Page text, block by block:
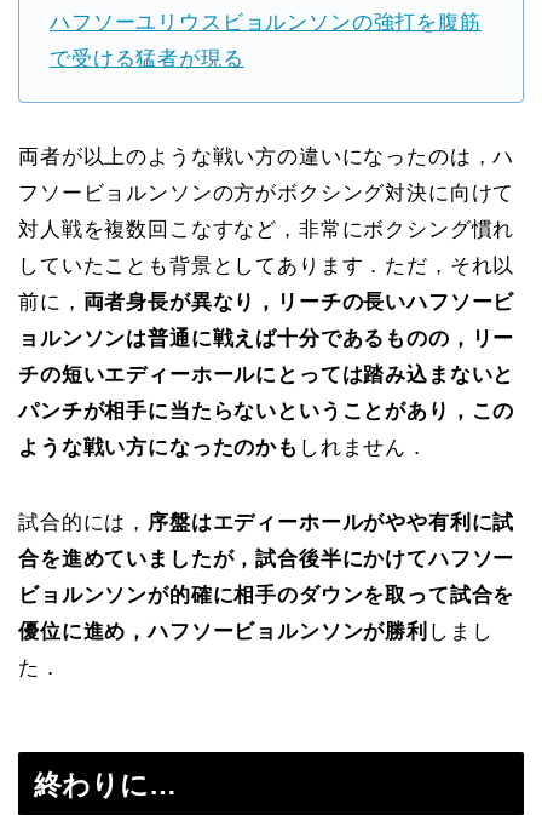
ハフソーユリウスビョルンソンの強打を腹筋
で受ける猛者が現る
両者が以上のような戦い方の違いになったのは，ハ
フソービョルンソンの方がボクシング対決に向けて
対人戦を複数回こなすなど，非常にボクシング慣れ
していたことも背景としてあります．ただ，それ以
前に， 両者身長が異なり，リーチの長いハフソービ
ョルンソンは普通に戦えば十分であるものの，リー
チの短いエディーホールにとっては踏み込まないと
パンチが相手に当たらないということがあり，この
ような戦い方になったのかも しれません．
試合的には， 序盤はエディーホールがやや有利に試
合を進めていましたが，試合後半にかけてハフソー
ビョルンソンが的確に相手のダウンを取って試合を
優位に進め，ハフソービョルンソンが勝利 しまし
た．
終わりに…